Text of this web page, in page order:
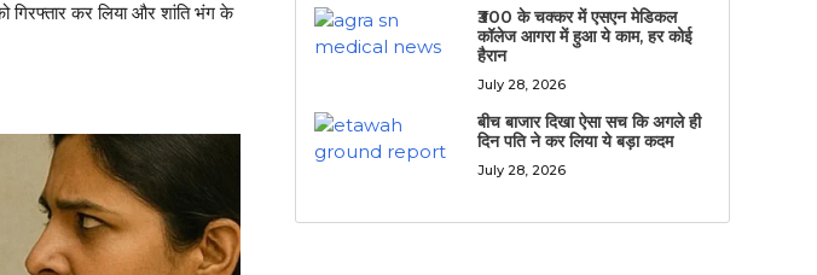
गिरफ्तार कर लिया और शांति भंग के
₹300 के चक्कर में एसएन मेडिकल
कॉलेज आगरा में हुआ ये काम, हर कोई
हैरान
July 28, 2026
बीच बाजार दिखा ऐसा सच कि अगले ही
दिन पति ने कर लिया ये बड़ा कदम
July 28, 2026